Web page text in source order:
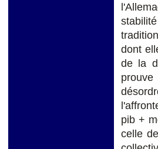
dont
de la
pib +
celle